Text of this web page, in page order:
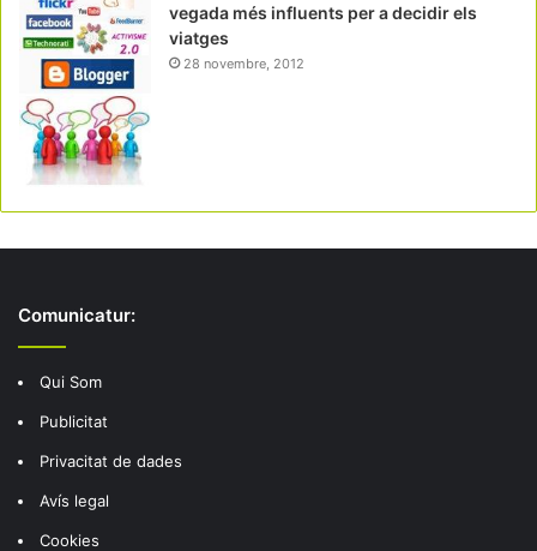
vegada més influents per a decidir els
viatges
28 novembre, 2012
Comunicatur:
Qui Som
Publicitat
Privacitat de dades
Avís legal
Cookies